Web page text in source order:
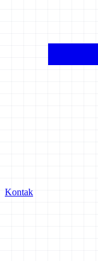
Kontak